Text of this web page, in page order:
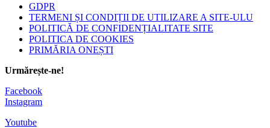
GDPR
TERMENI ȘI CONDIȚII DE UTILIZARE A SITE-ULU
POLITICĂ DE CONFIDENȚIALITATE SITE
POLITICA DE COOKIES
PRIMĂRIA ONEȘTI
Urmărește-ne!
Facebook
Instagram
Youtube